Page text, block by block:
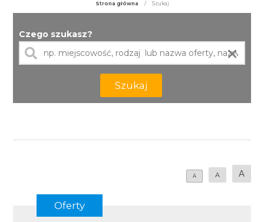
Strona główna / Szukaj
Czego szukasz?
×
Szukaj
A A A
Oferty